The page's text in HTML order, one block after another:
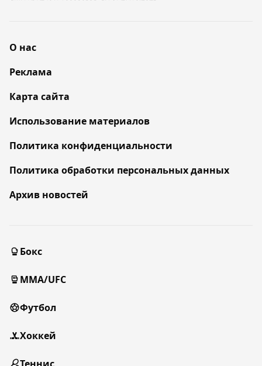
О нас
Реклама
Карта сайта
Использование материалов
Политика конфиденциальности
Политика обработки персональных данных
Архив новостей
Бокс
MMA/UFC
Футбол
Хоккей